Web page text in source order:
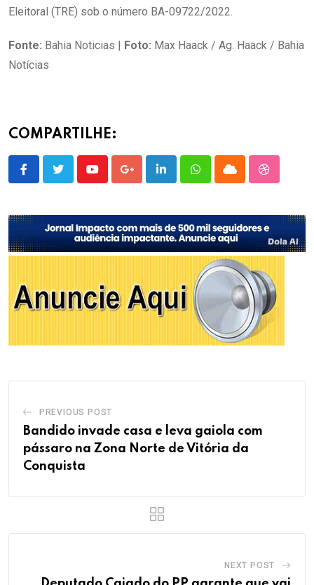
Eleitoral (TRE) sob o número BA-09722/2022.
Fonte: Bahia Noticias | Foto: Max Haack / Ag. Haack / Bahia
Notícias
COMPARTILHE:
YoutubeGoogle+LinkedInWhatsappCloud
PREVIOUS POST
Bandido invade casa e leva gaiola com
pássaro na Zona Norte de Vitória da
Conquista
NEXT POST